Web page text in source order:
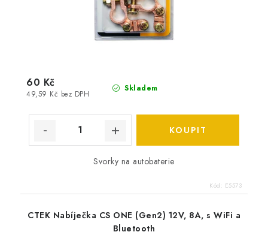
Skladem
49,59 Kč bez DPH
60 Kč
Svorky na autobaterie
Kód: E5573
CTEK Nabíječka CS ONE (Gen2) 12V, 8A, s WiFi a
Bluetooth